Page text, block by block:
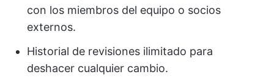
con los miembros del equipo o socios
externos.
Historial de revisiones ilimitado para
deshacer cualquier cambio.